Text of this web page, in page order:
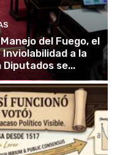
del Fuego, el
a la
se...